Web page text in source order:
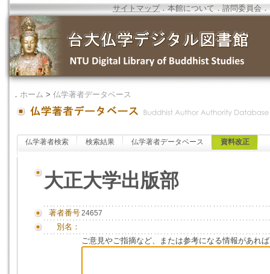
サイトマップ．本館について ．諮問委員会 ．
． ホーム > 仏学著者データベース
仏学著者検索 検索結果 仏学著者データベース 資料改正
大正大学出版部
著者番号24657
別名：
ご意見やご指摘など、または参考になる情報があれ